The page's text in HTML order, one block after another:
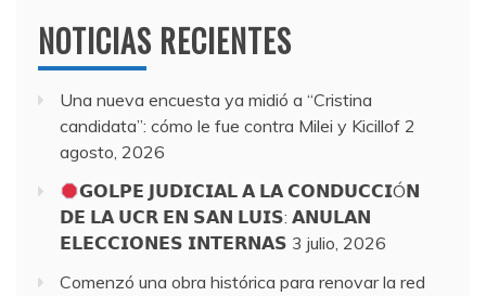
NOTICIAS RECIENTES
Una nueva encuesta ya midió a “Cristina
candidata”: cómo le fue contra Milei y Kicillof 2
agosto, 2026
𝗚𝗢𝗟𝗣𝗘 𝗝𝗨𝗗𝗜𝗖𝗜𝗔𝗟 𝗔 𝗟𝗔 𝗖𝗢𝗡𝗗𝗨𝗖𝗖𝗜Ó𝗡
𝗗𝗘 𝗟𝗔 𝗨𝗖𝗥 𝗘𝗡 𝗦𝗔𝗡 𝗟𝗨𝗜𝗦: 𝗔𝗡𝗨𝗟𝗔𝗡
𝗘𝗟𝗘𝗖𝗖𝗜𝗢𝗡𝗘𝗦 𝗜𝗡𝗧𝗘𝗥𝗡𝗔𝗦 3 julio, 2026
Comenzó una obra histórica para renovar la red